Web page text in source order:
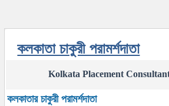
কলকাতা চাকুরী পরামর্শদাতা
Kolkata Placement
কলকাতার চাকুরী পরামর্শদাতা